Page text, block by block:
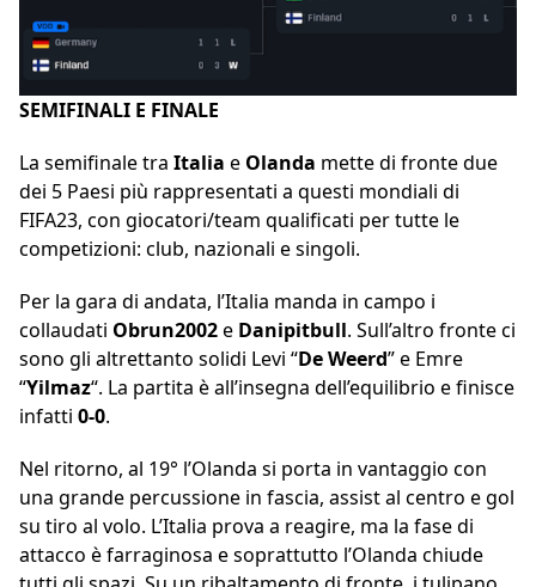
SEMIFINALI E FINALE
La semifinale tra Italia e Olanda mette di fronte due
dei 5 Paesi più rappresentati a questi mondiali di
FIFA23, con giocatori/team qualificati per tutte le
competizioni: club, nazionali e singoli.
Per la gara di andata, l’Italia manda in campo i
collaudati Obrun2002e Danipitbull. Sull’altro fronte ci
sono gli altrettanto solidi Levi “De Weerd” e Emre
“Yilmaz“. La partita è all’insegna dell’equilibrio e finisce
infatti 0-0.
Nel ritorno, al 19° l’Olanda si porta in vantaggio con
una grande percussione in fascia, assist al centro e gol
su tiro al volo. L’Italia prova a reagire, ma la fase di
attacco è farraginosa e soprattutto l’Olanda chiude